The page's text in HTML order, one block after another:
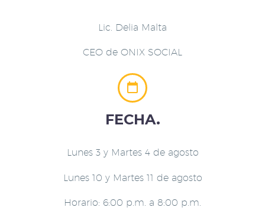
Lic. Delia Malta
CEO de ONIX SOCIAL


FECHA.
Lunes 3 y Martes 4 de agosto
Lunes 10 y Martes 11 de agosto
Horario: 6:00 p.m. a 8:00 p.m.